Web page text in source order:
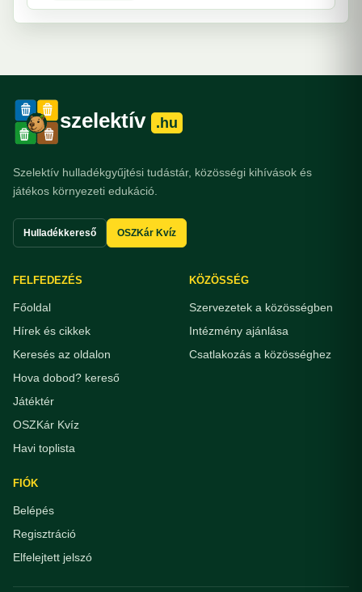
szelektív .hu
Szelektív hulladékgyűjtési tudástár, közösségi kihívások és
játékos környezeti edukáció.
Hulladékkereső OSZKár Kvíz
FELFEDEZÉS
Főoldal
Hírek és cikkek
Keresés az oldalon
Hova dobod? kereső
Játéktér
OSZKár Kvíz
Havi toplista
KÖZÖSSÉG
Szervezetek a közösségben
Intézmény ajánlása
Csatlakozás a közösséghez
FIÓK
Belépés
Regisztráció
Elfelejtett jelszó